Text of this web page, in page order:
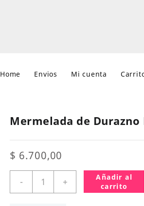
Home Envios Mi cuenta
Mermelada de
$ 6.700,00
-
Durazno
+
Añadir al
carrito